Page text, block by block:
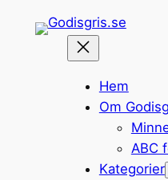
Hem
Om
ABC
Kategorier